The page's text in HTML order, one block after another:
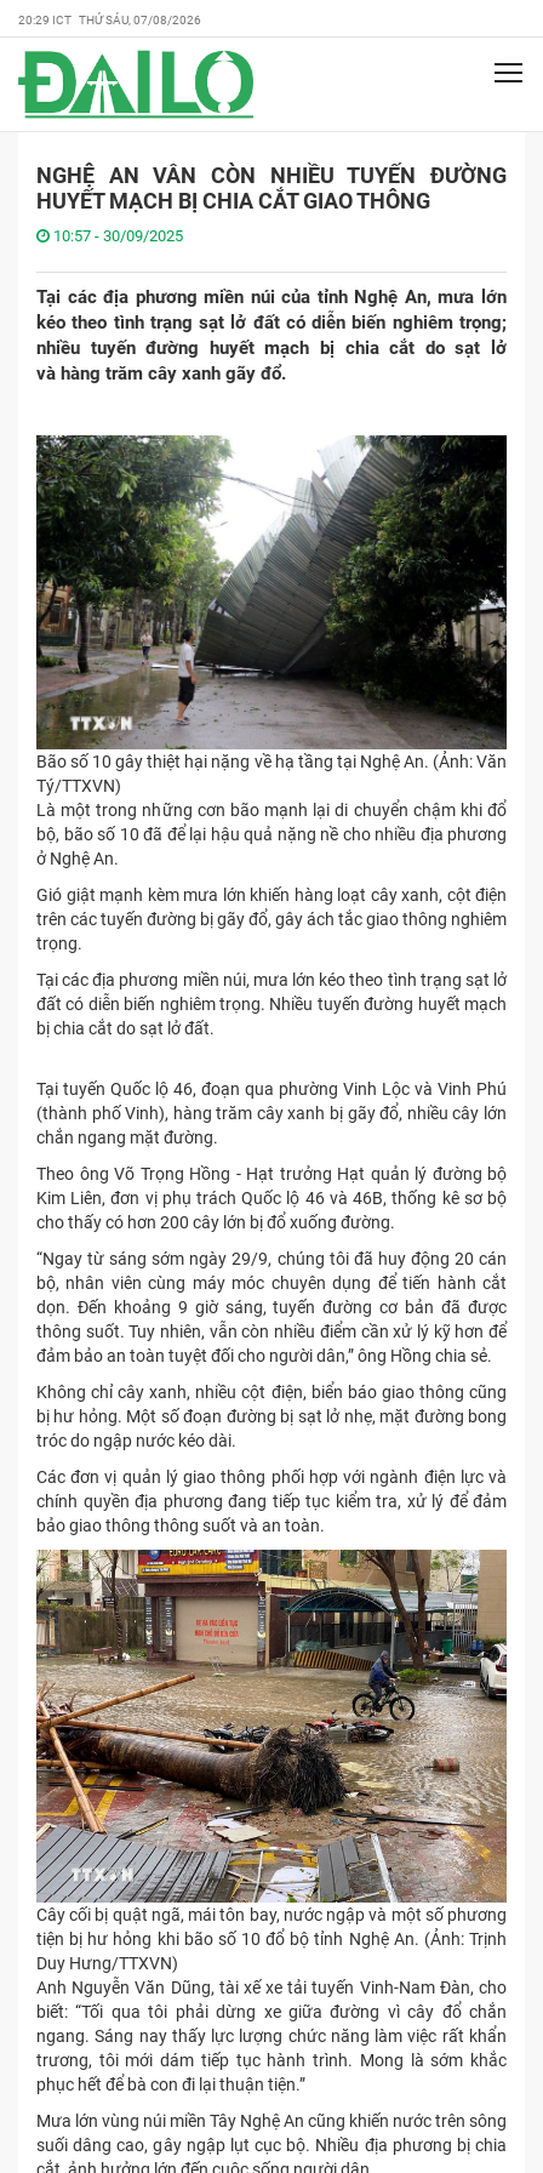
20:29 ICT THỨ SÁU, 07/08/2026
NGHỆ AN VẪN CÒN NHIỀU TUYẾN ĐƯỜNG
HUYẾT MẠCH BỊ CHIA CẮT GIAO THÔNG
10:57 - 30/09/2025
Tại các địa phương miền núi của tỉnh Nghệ An, mưa lớn
kéo theo tình trạng sạt lở đất có diễn biến nghiêm trọng;
nhiều tuyến đường huyết mạch bị chia cắt do sạt lở
và hàng trăm cây xanh gãy đổ.
Bão số 10 gây thiệt hại nặng về hạ tầng tại Nghệ An. (Ảnh: Văn
Tý/TTXVN)
Là một trong những cơn bão mạnh lại di chuyển chậm khi đổ
bộ, bão số 10 đã để lại hậu quả nặng nề cho nhiều địa phương
ở Nghệ An.
Gió giật mạnh kèm mưa lớn khiến hàng loạt cây xanh, cột điện
trên các tuyến đường bị gãy đổ, gây ách tắc giao thông nghiêm
trọng.
Tại các địa phương miền núi, mưa lớn kéo theo tình trạng sạt lở
đất có diễn biến nghiêm trọng. Nhiều tuyến đường huyết mạch
bị chia cắt do sạt lở đất.
Tại tuyến Quốc lộ 46, đoạn qua phường Vinh Lộc và Vinh Phú
(thành phố Vinh), hàng trăm cây xanh bị gãy đổ, nhiều cây lớn
chắn ngang mặt đường.
Theo ông Võ Trọng Hồng - Hạt trưởng Hạt quản lý đường bộ
Kim Liên, đơn vị phụ trách Quốc lộ 46 và 46B, thống kê sơ bộ
cho thấy có hơn 200 cây lớn bị đổ xuống đường.
“Ngay từ sáng sớm ngày 29/9, chúng tôi đã huy động 20 cán
bộ, nhân viên cùng máy móc chuyên dụng để tiến hành cắt
dọn. Đến khoảng 9 giờ sáng, tuyến đường cơ bản đã được
thông suốt. Tuy nhiên, vẫn còn nhiều điểm cần xử lý kỹ hơn để
đảm bảo an toàn tuyệt đối cho người dân,” ông Hồng chia sẻ.
Không chỉ cây xanh, nhiều cột điện, biển báo giao thông cũng
bị hư hỏng. Một số đoạn đường bị sạt lở nhẹ, mặt đường bong
tróc do ngập nước kéo dài.
Các đơn vị quản lý giao thông phối hợp với ngành điện lực và
chính quyền địa phương đang tiếp tục kiểm tra, xử lý để đảm
bảo giao thông thông suốt và an toàn.
Cây cối bị quật ngã, mái tôn bay, nước ngập và một số phương
tiện bị hư hỏng khi bão số 10 đổ bộ tỉnh Nghệ An. (Ảnh: Trịnh
Duy Hưng/TTXVN)
Anh Nguyễn Văn Dũng, tài xế xe tải tuyến Vinh-Nam Đàn, cho
biết: “Tối qua tôi phải dừng xe giữa đường vì cây đổ chắn
ngang. Sáng nay thấy lực lượng chức năng làm việc rất khẩn
trương, tôi mới dám tiếp tục hành trình. Mong là sớm khắc
phục hết để bà con đi lại thuận tiện.”
Mưa lớn vùng núi miền Tây Nghệ An cũng khiến nước trên sông
suối dâng cao, gây ngập lụt cục bộ. Nhiều địa phương bị chia